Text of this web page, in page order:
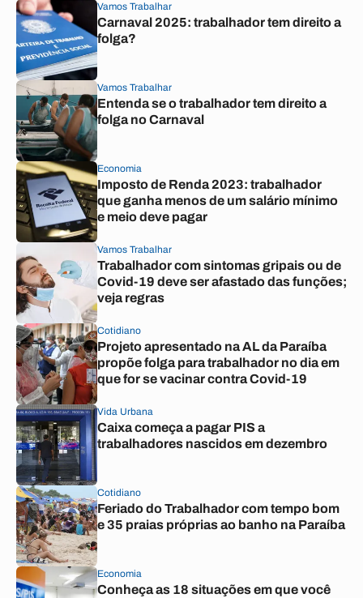
Vamos Trabalhar
Carnaval 2025: trabalhador tem direito a
folga?
Vamos Trabalhar
Entenda se o trabalhador tem direito a
folga no Carnaval
Economia
Imposto de Renda 2023: trabalhador
que ganha menos de um salário mínimo
e meio deve pagar
Vamos Trabalhar
Trabalhador com sintomas gripais ou de
Covid-19 deve ser afastado das funções;
veja regras
Cotidiano
Projeto apresentado na AL da Paraíba
propõe folga para trabalhador no dia em
que for se vacinar contra Covid-19
Vida Urbana
Caixa começa a pagar PIS a
trabalhadores nascidos em dezembro
Cotidiano
Feriado do Trabalhador com tempo bom
e 35 praias próprias ao banho na Paraíba
Economia
Conheça as 18 situações em que você